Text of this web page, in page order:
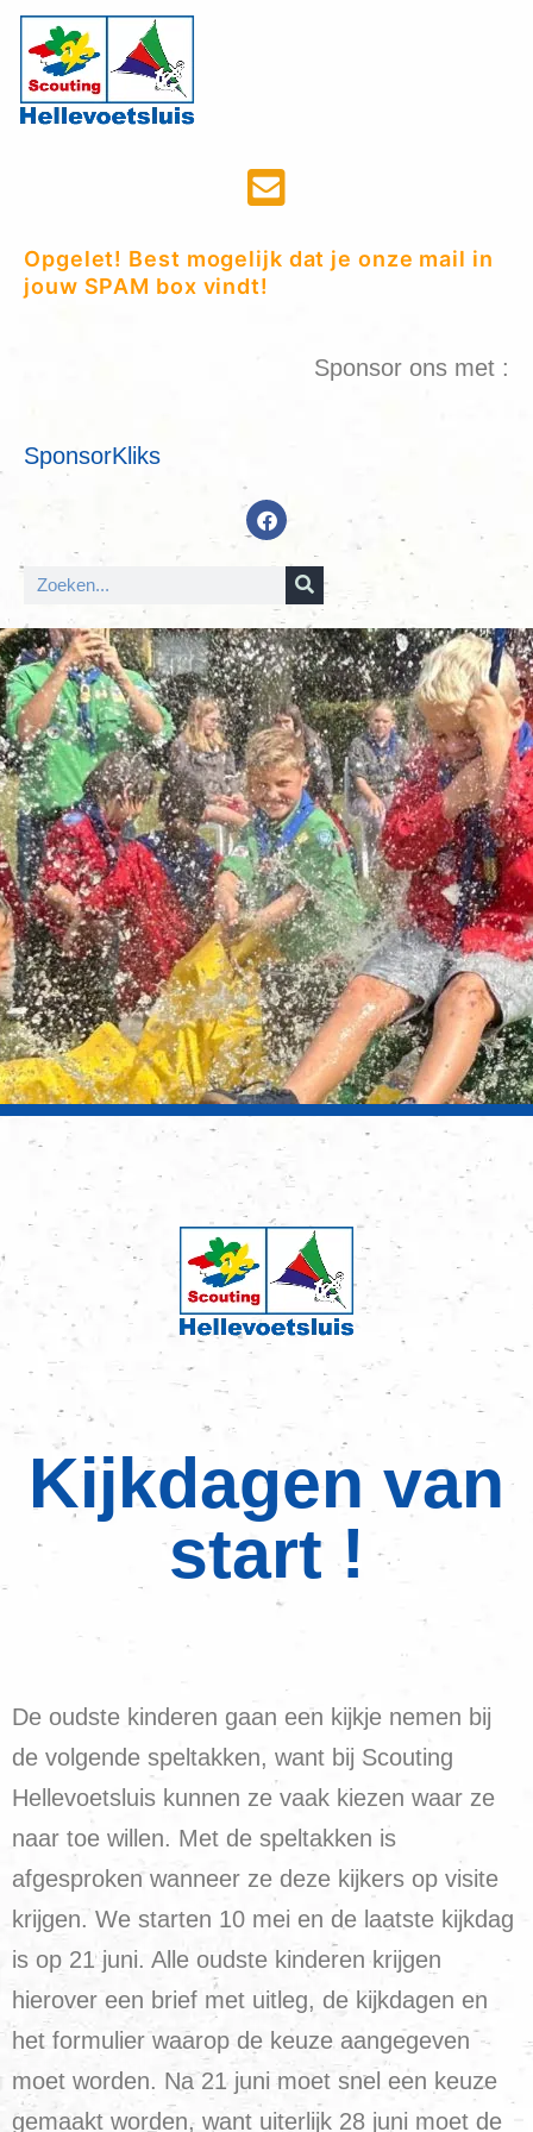
Opgelet! Best mogelijk dat je onze mail in
jouw SPAM box vindt!
Sponsor ons met :
SponsorKliks
Kijkdagen van
start !
De oudste kinderen gaan een kijkje nemen bij
de volgende speltakken, want bij Scouting
Hellevoetsluis kunnen ze vaak kiezen waar ze
naar toe willen. Met de speltakken is
afgesproken wanneer ze deze kijkers op visite
krijgen. We starten 10 mei en de laatste kijkdag
is op 21 juni. Alle oudste kinderen krijgen
hierover een brief met uitleg, de kijkdagen en
het formulier waarop de keuze aangegeven
moet worden. Na 21 juni moet snel een keuze
gemaakt worden, want uiterlijk 28 juni moet de